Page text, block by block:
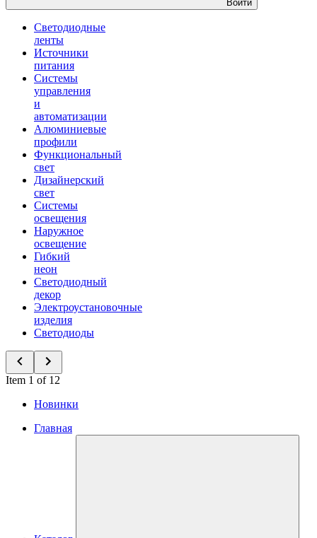
Войти
Светодиодные
ленты
Источники
питания
Системы
управления
и
автоматизации
Алюминиевые
профили
Функциональный
свет
Дизайнерский
свет
Системы
освещения
Наружное
освещение
Гибкий
неон
Светодиодный
декор
Электроустановочные
изделия
Светодиоды
Item 1 of 12
Новинки
Главная